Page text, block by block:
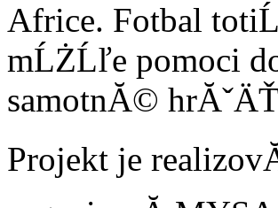
Africe. Fotbal
mĹŻĹľe pomoci
samotnĂ©
Projekt je